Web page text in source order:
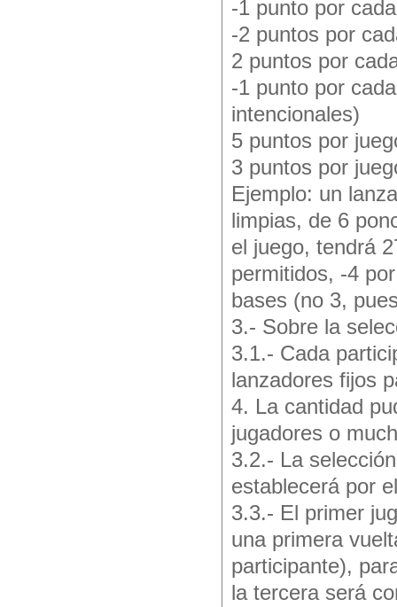
-1 punto por
-2 puntos por
2 puntos por
-1 punto por
intencionales)
5 puntos por
3 puntos por
Ejemplo: un
limpias, de 6
el juego, tendrá
permitidos, -4
bases (no 3,
3.- Sobre la
3.1.- Cada
lanzadores fijos
4. La cantidad
jugadores o
3.2.- La
establecerá por
3.3.- El primer
una primera
participante),
la tercera será